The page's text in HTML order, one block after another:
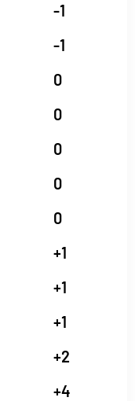
-1
-1
0
0
0
0
0
+1
+1
+1
+2
+4